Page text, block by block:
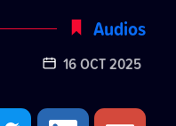
Audios
16 OCT 2025